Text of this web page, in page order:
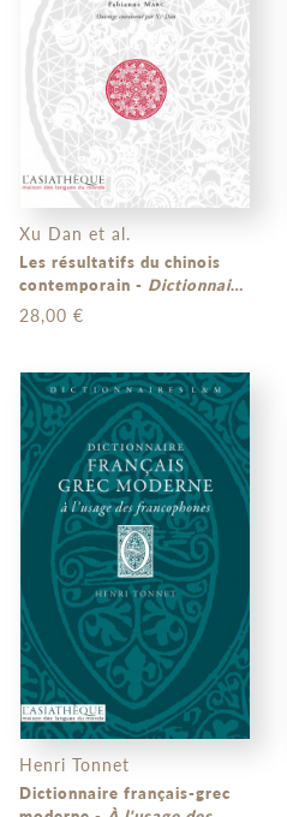
Xu Dan et al.
Les résultatifs du chinois
contemporain - Dictionnaire
pratique
28,00 €
Henri Tonnet
Dictionnaire français-grec